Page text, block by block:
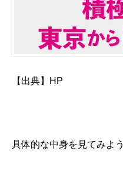
【出典】HP
具体的な中身を見てみよう